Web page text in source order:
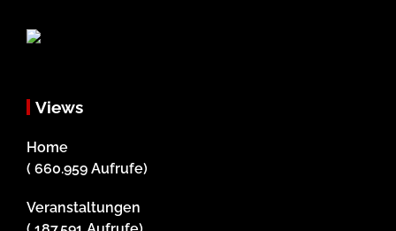
Views
Home
( 660.959 Aufrufe)
Veranstaltungen